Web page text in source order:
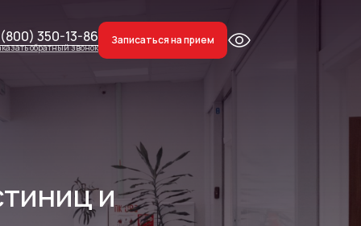
350-13-86
обратный звонок
Записаться на прием
(800) 350-13-86
обратный звонок
Записаться на прием
и